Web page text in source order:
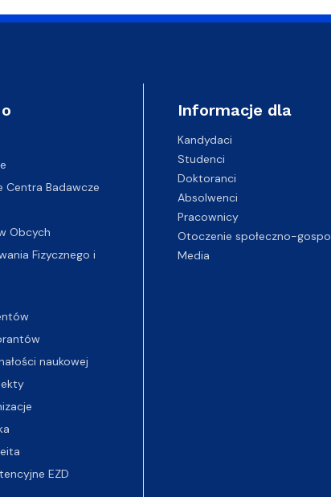
Centra Badawcze
Obcych
Fizycznego i
naukowej
EZD
Informacje dla
Kandydaci
Studenci
Doktoranci
Absolwenci
Pracownicy
Otoczenie społeczno-
Media